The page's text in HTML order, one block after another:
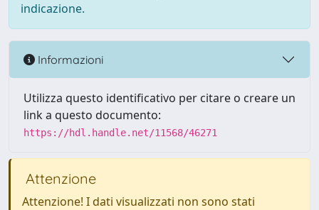
indicazione.
Informazioni
Utilizza questo identificativo per citare o creare un
link a questo documento:
https://hdl.handle.net/11568/46271
Attenzione
Attenzione! I dati visualizzati non sono stati